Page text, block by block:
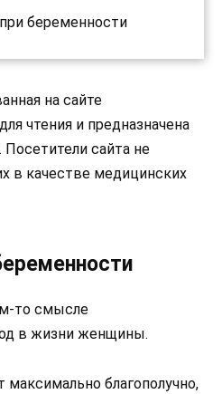
беременности
на сайте
чтения и предназначена
сайта не
в качестве медицинских
то смысле
в жизни женщины.
максимально благополучно,